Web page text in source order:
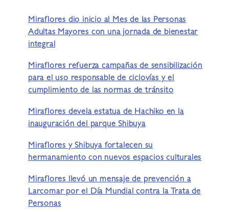
Miraflores dio inicio al Mes de las Personas
Adultas Mayores con una jornada de bienestar
integral
Miraflores refuerza campañas de sensibilización
para el uso responsable de ciclovías y el
cumplimiento de las normas de tránsito
Miraflores devela estatua de Hachiko en la
inauguración del parque Shibuya
Miraflores y Shibuya fortalecen su
hermanamiento con nuevos espacios culturales
Miraflores llevó un mensaje de prevención a
Larcomar por el Día Mundial contra la Trata de
Personas